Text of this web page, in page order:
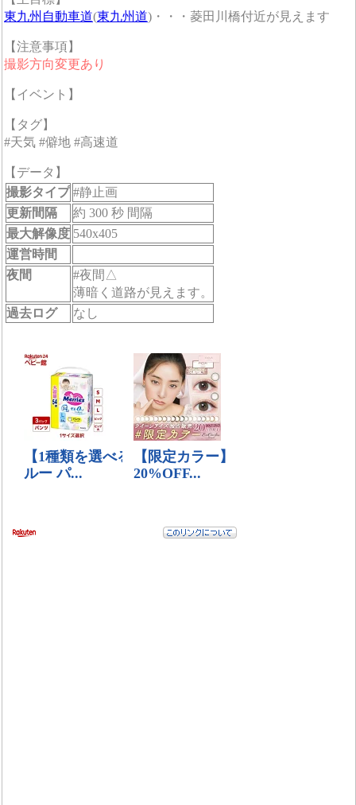
東九州自動車道(東九州道)・・・菱田川橋付近が見えます
【注意事項】
撮影方向変更あり
【イベント】
【タグ】
#天気 #僻地 #高速道
【データ】
撮影タイプ #静止画
更新間隔
約 300 秒 間隔
最大解像度 540x405
運営時間
夜間
#夜間△
薄暗く道路が見えます。
過去ログ
なし